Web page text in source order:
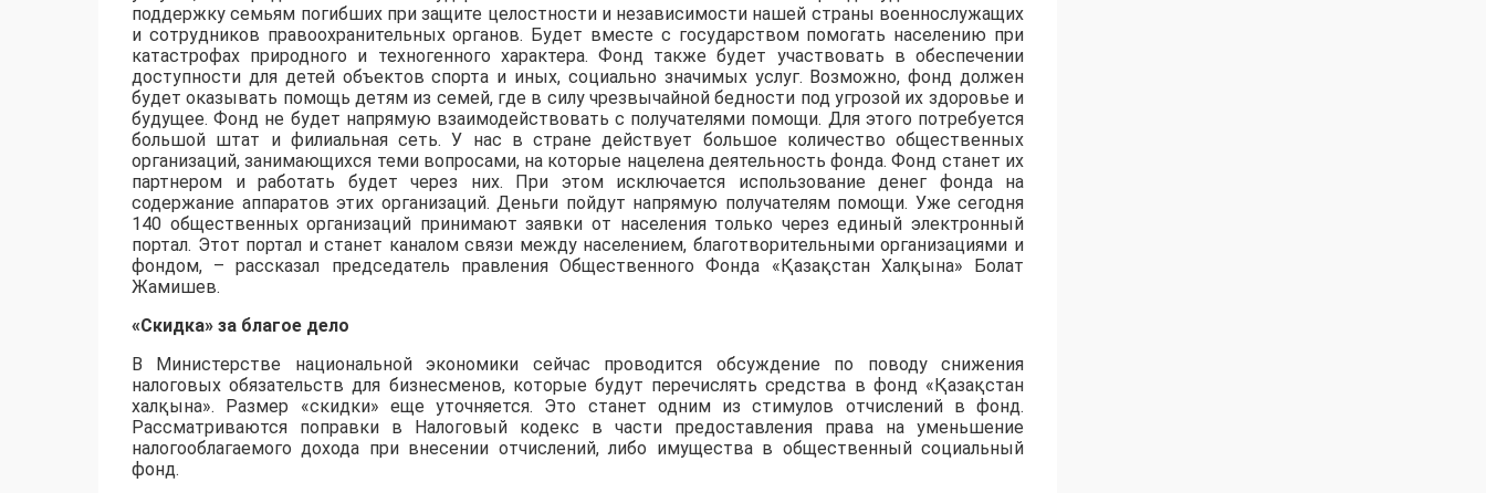
поддержку семьям погибших при защите целостности и независимости нашей страны военнослужащих
и сотрудников правоохранительных органов. Будет вместе с государством помогать населению при
катастрофах природного и техногенного характера. Фонд также будет участвовать в обеспечении
доступности для детей объектов спорта и иных, социально значимых услуг. Возможно, фонд должен
будет оказывать помощь детям из семей, где в силу чрезвычайной бедности под угрозой их здоровье и
будущее. Фонд не будет напрямую взаимодействовать с получателями помощи. Для этого потребуется
большой штат и филиальная сеть. У нас в стране действует большое количество общественных
организаций, занимающихся теми вопросами, на которые нацелена деятельность фонда. Фонд станет их
партнером и работать будет через них. При этом исключается использование денег фонда на
содержание аппаратов этих организаций. Деньги пойдут напрямую получателям помощи. Уже сегодня
140 общественных организаций принимают заявки от населения только через единый электронный
портал. Этот портал и станет каналом связи между населением, благотворительными организациями и
фондом, – рассказал председатель правления Общественного Фонда «Қазақстан Халқына» Болат
Жамишев.
«Скидка» за благое дело
В Министерстве национальной экономики сейчас проводится обсуждение по поводу снижения
налоговых обязательств для бизнесменов, которые будут перечислять средства в фонд «Қазақстан
халқына». Размер «скидки» еще уточняется. Это станет одним из стимулов отчислений в фонд.
Рассматриваются поправки в Налоговый кодекс в части предоставления права на уменьшение
налогооблагаемого дохода при внесении отчислений, либо имущества в общественный социальный
фонд.